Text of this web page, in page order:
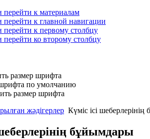
перейти к материалам
перейти к главной навигации
перейти к первому столбцу
перейти ко второму столбцу
жәдігерлер Күміс ісі
бұйымдары